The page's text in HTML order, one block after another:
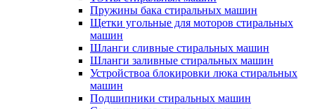
Пружины бака стиральных машин
Щетки угольные для моторов стиральных
машин
Шланги сливные стиральных машин
Шланги заливные стиральных машин
Устройствоа блокировки люка стиральных
машин
Подшипники стиральных машин